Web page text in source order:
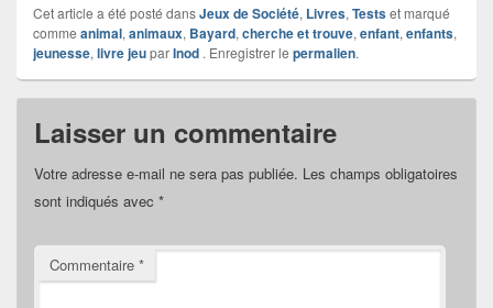
Cet article a été posté dansJeux de Société, Livres, Testset marqué
comme animal, animaux, Bayard, cherche et trouve, enfant, enfants,
jeunesse, livre jeuparInod . Enregistrer le permalien.
Laisser un commentaire
Votre adresse e-mail ne sera pas publiée. Les champs obligatoires
sont indiqués avec *
Commentaire *